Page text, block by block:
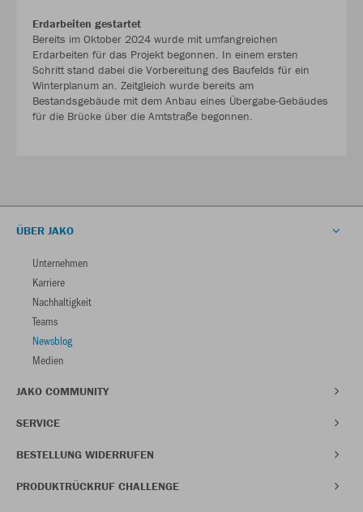
Erdarbeiten gestartet
Bereits im Oktober 2024 wurde mit umfangreichen
Erdarbeiten für das Projekt begonnen. In einem ersten
Schritt stand dabei die Vorbereitung des Baufelds für ein
Winterplanum an. Zeitgleich wurde bereits am
Bestandsgebäude mit dem Anbau eines Übergabe-Gebäudes
für die Brücke über die Amtstraße begonnen.
ÜBER JAKO
Unternehmen
Karriere
Nachhaltigkeit
Teams
Newsblog
Medien
JAKO COMMUNITY
SERVICE
BESTELLUNG WIDERRUFEN
PRODUKTRÜCKRUF CHALLENGE